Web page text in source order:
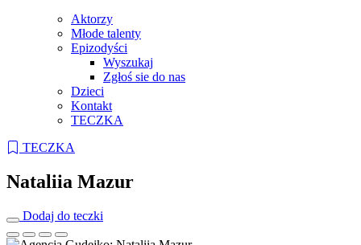
Aktorzy
Młode talenty
Epizodyści
Wyszukaj
Zgłoś sie do nas
Dzieci
Kontakt
TECZKA
TECZKA
Nataliia Mazur
Dodaj do teczki